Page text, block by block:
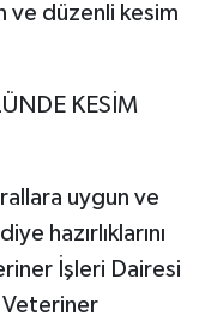
ve düzenli kesim
KESİM
uygun ve
hazırlıklarını
İşleri Dairesi